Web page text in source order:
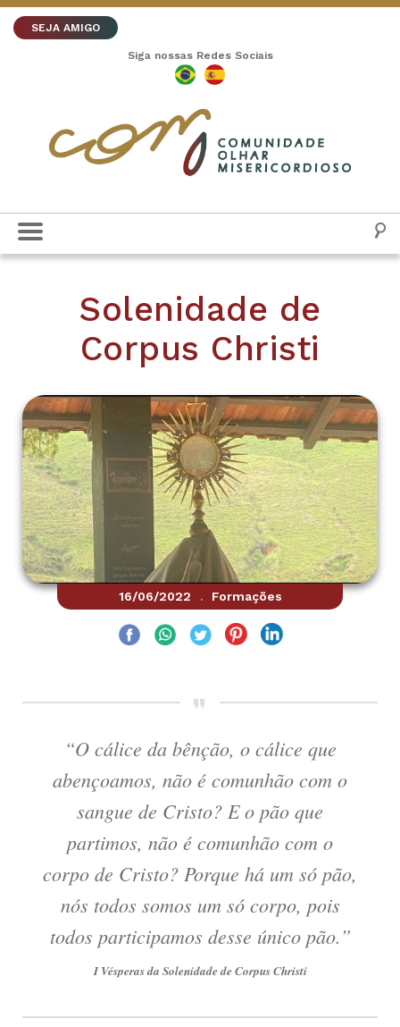
SEJA AMIGO
Siga nossas Redes Sociais
Solenidade de
Corpus Christi
16/06/2022 . Formações
“O cálice da bênção, o cálice que
abençoamos, não é comunhão com o
sangue de Cristo? E o pão que
partimos, não é comunhão com o
corpo de Cristo? Porque há um só pão,
nós todos somos um só corpo, pois
todos participamos desse único pão.”
I Vésperas da Solenidade de Corpus Christi